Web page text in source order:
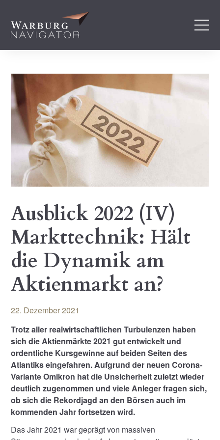
Ausblick 2022 (IV)
Markttechnik: Hält
die Dynamik am
Aktienmarkt an?
22. Dezember 2021
Trotz aller realwirtschaftlichen Turbulenzen haben
sich die Aktienmärkte 2021 gut entwickelt und
ordentliche Kursgewinne auf beiden Seiten des
Atlantiks eingefahren. Aufgrund der neuen Corona-
Variante Omikron hat die Unsicherheit zuletzt wieder
deutlich zugenommen und viele Anleger fragen sich,
ob sich die Rekordjagd an den Börsen auch im
kommenden Jahr fortsetzen wird.
Das Jahr 2021 war geprägt von massiven